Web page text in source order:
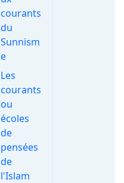
courants
du
Sunnism
e
Les
courants
ou
écoles
de
pensées
de
l'Islam